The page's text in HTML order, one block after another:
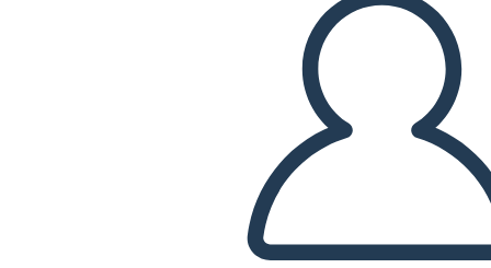
SLAYT GÖSTERİSİNİ OYNAT
BENİ OKU